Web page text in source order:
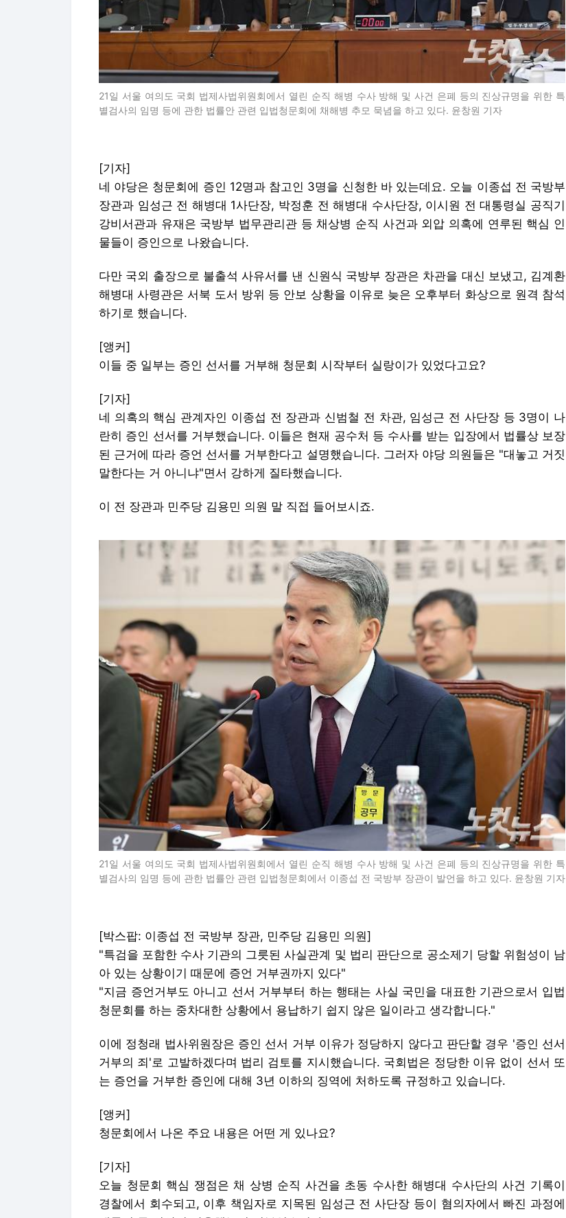
21일 서울 여의도 국회 법제사법위원회에서 열린 순직 해병 수사 방해 및 사건 은폐 등의 진상규명을 위한 특
별검사의 임명 등에 관한 법률안 관련 입법청문회에 채해병 추모 묵념을 하고 있다. 윤창원 기자
[기자]
네 야당은 청문회에 증인 12명과 참고인 3명을 신청한 바 있는데요. 오늘 이종섭 전 국방부
장관과 임성근 전 해병대 1사단장, 박정훈 전 해병대 수사단장, 이시원 전 대통령실 공직기
강비서관과 유재은 국방부 법무관리관 등 채상병 순직 사건과 외압 의혹에 연루된 핵심 인
물들이 증인으로 나왔습니다.
다만 국외 출장으로 불출석 사유서를 낸 신원식 국방부 장관은 차관을 대신 보냈고, 김계환
해병대 사령관은 서북 도서 방위 등 안보 상황을 이유로 늦은 오후부터 화상으로 원격 참석
하기로 했습니다.
[앵커]
이들 중 일부는 증인 선서를 거부해 청문회 시작부터 실랑이가 있었다고요?
[기자]
네 의혹의 핵심 관계자인 이종섭 전 장관과 신범철 전 차관, 임성근 전 사단장 등 3명이 나
란히 증인 선서를 거부했습니다. 이들은 현재 공수처 등 수사를 받는 입장에서 법률상 보장
된 근거에 따라 증언 선서를 거부한다고 설명했습니다. 그러자 야당 의원들은 "대놓고 거짓
말한다는 거 아니냐"면서 강하게 질타했습니다.
이 전 장관과 민주당 김용민 의원 말 직접 들어보시죠.
21일 서울 여의도 국회 법제사법위원회에서 열린 순직 해병 수사 방해 및 사건 은폐 등의 진상규명을 위한 특
별검사의 임명 등에 관한 법률안 관련 입법청문회에서 이종섭 전 국방부 장관이 발언을 하고 있다. 윤창원 기자
[박스팝: 이종섭 전 국방부 장관, 민주당 김용민 의원]
"특검을 포함한 수사 기관의 그릇된 사실관계 및 법리 판단으로 공소제기 당할 위험성이 남
아 있는 상황이기 때문에 증언 거부권까지 있다"
"지금 증언거부도 아니고 선서 거부부터 하는 행태는 사실 국민을 대표한 기관으로서 입법
청문회를 하는 중차대한 상황에서 용납하기 쉽지 않은 일이라고 생각합니다."
이에 정청래 법사위원장은 증인 선서 거부 이유가 정당하지 않다고 판단할 경우 '증인 선서
거부의 죄'로 고발하겠다며 법리 검토를 지시했습니다. 국회법은 정당한 이유 없이 선서 또
는 증언을 거부한 증인에 대해 3년 이하의 징역에 처하도록 규정하고 있습니다.
[앵커]
청문회에서 나온 주요 내용은 어떤 게 있나요?
[기자]
오늘 청문회 핵심 쟁점은 채 상병 순직 사건을 초동 수사한 해병대 수사단의 사건 기록이
경찰에서 회수되고, 이후 책임자로 지목된 임성근 전 사단장 등이 혐의자에서 빠진 과정에